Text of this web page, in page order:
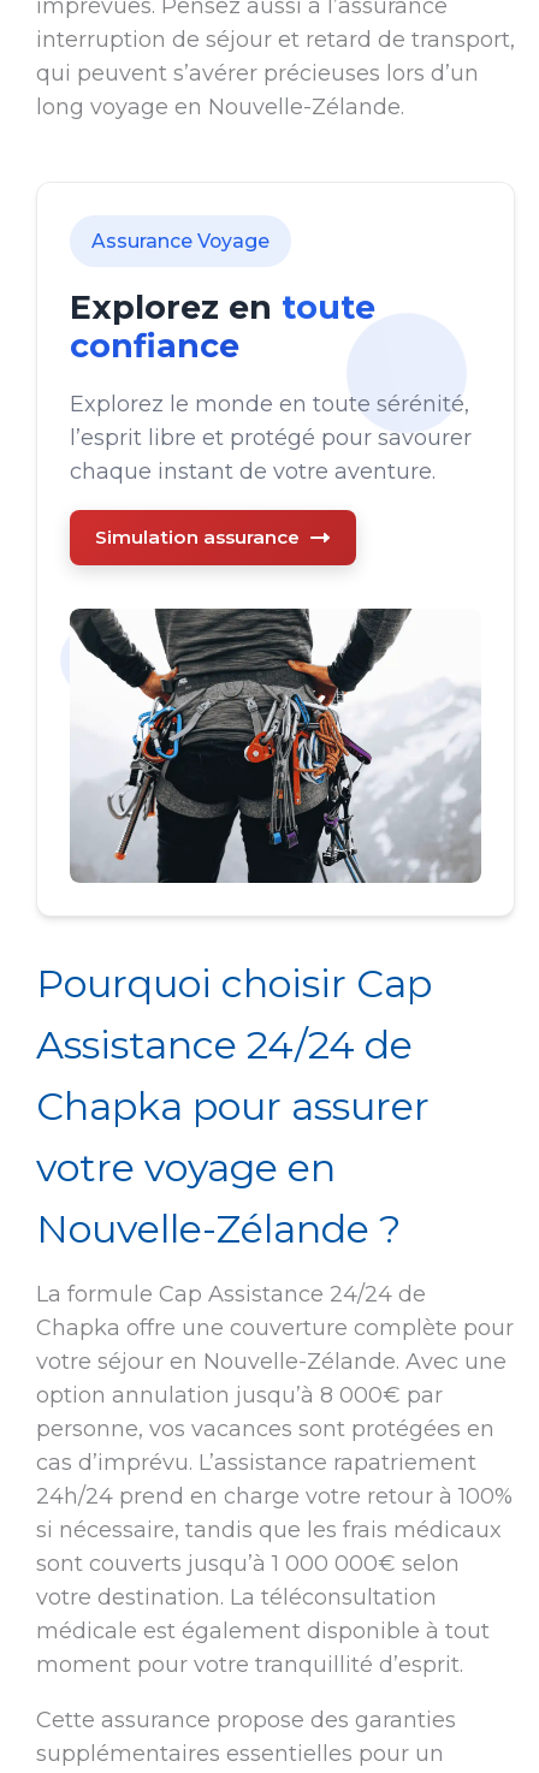
imprévues. Pensez aussi à l’assurance
interruption de séjour et retard de transport,
qui peuvent s’avérer précieuses lors d’un
long voyage en Nouvelle-Zélande.
Assurance Voyage
Explorez en toute
confiance
Explorez le monde en toute sérénité,
l’esprit libre et protégé pour savourer
chaque instant de votre aventure.
Simulation assurance
Pourquoi choisir Cap
Assistance 24/24 de
Chapka pour assurer
votre voyage en
Nouvelle-Zélande ?
La formule Cap Assistance 24/24 de
Chapka offre une couverture complète pour
votre séjour en Nouvelle-Zélande. Avec une
option annulation jusqu’à 8 000€ par
personne, vos vacances sont protégées en
cas d’imprévu. L’assistance rapatriement
24h/24 prend en charge votre retour à 100%
si nécessaire, tandis que les frais médicaux
sont couverts jusqu’à 1 000 000€ selon
votre destination. La téléconsultation
médicale est également disponible à tout
moment pour votre tranquillité d’esprit.
Cette assurance propose des garanties
supplémentaires essentielles pour un